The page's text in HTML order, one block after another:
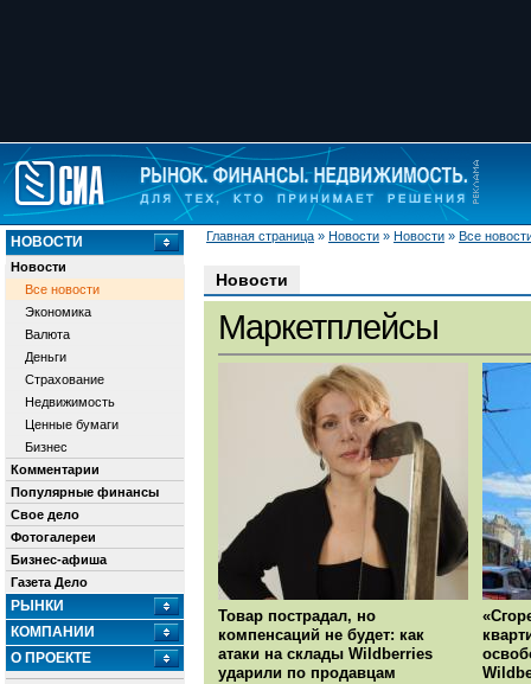
Главная страница » Новости » Новости » Все
НОВОСТИ
Новости
Все новости
Экономика
Валюта
Деньги
Страхование
Недвижимость
Ценные бумаги
Бизнес
Комментарии
Популярные финансы
Свое дело
Фотогалереи
Бизнес-афиша
Газета Дело
РЫНКИ
КОМПАНИИ
О ПРОЕКТЕ
Новости
Маркетплейсы
Товар пострадал, но
компенсаций не будет: как
атаки на склады Wildberries
ударили по продавцам